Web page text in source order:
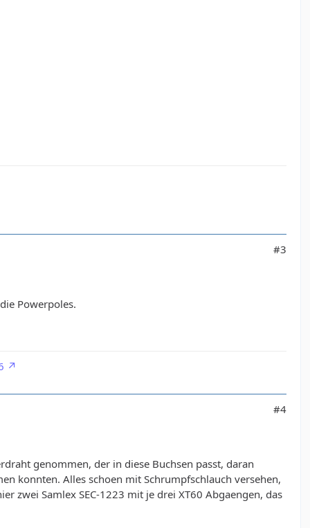
#3
Powerpoles.
#4
genommen, der in diese Buchsen passt, daran
konnten. Alles schoen mit Schrumpfschlauch versehen,
zwei Samlex SEC-1223 mit je drei XT60 Abgaengen, das